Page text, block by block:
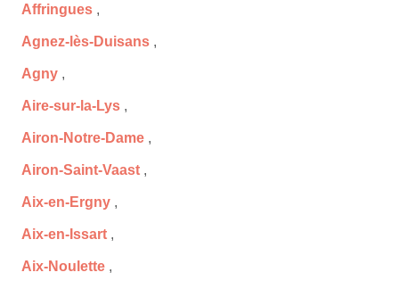
Affringues ,
Agnez-lès-Duisans ,
Agny ,
Aire-sur-la-Lys ,
Airon-Notre-Dame ,
Airon-Saint-Vaast ,
Aix-en-Ergny ,
Aix-en-Issart ,
Aix-Noulette ,